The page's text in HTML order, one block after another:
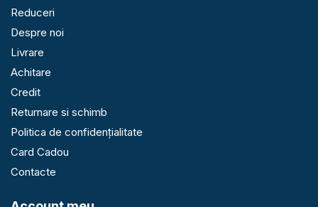
Reduceri
Despre noi
Livrare
Achitare
Credit
Returnare si schimb
Politica de confidențialitate
Card Cadou
Contacte